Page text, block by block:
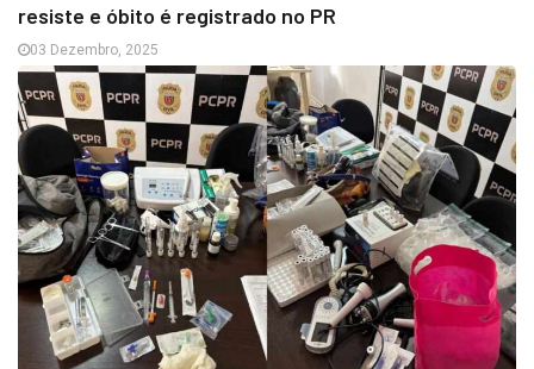
resiste e óbito é registrado no PR
03 Dezembro, 2025